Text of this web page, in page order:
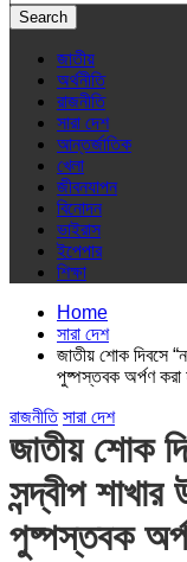
Search
জাতীয়
অর্থনীতি
রাজনীতি
সারা দেশ
আন্তর্জাতিক
খেলা
জীবনযাপন
বিনোদন
ভাইরাস
ইপেপার
শিক্ষা
Home
সারা দেশ
জাতীয় শোক দিবসে
পুষ্পস্তবক অর্পণ করা
রাজনীতি সারা দেশ
জাতীয় শোক
সন্দ্বীপ
পুষ্পস্তবক